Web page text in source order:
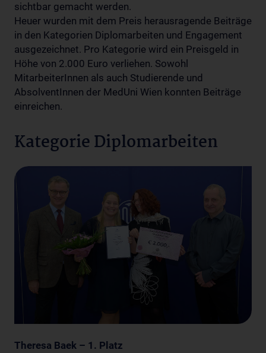
sichtbar gemacht werden.
Heuer wurden mit dem Preis herausragende Beiträge
in den Kategorien Diplomarbeiten und Engagement
ausgezeichnet. Pro Kategorie wird ein Preisgeld in
Höhe von 2.000 Euro verliehen. Sowohl
MitarbeiterInnen als auch Studierende und
AbsolventInnen der MedUni Wien konnten Beiträge
einreichen.
Kategorie Diplomarbeiten
Theresa Baek – 1. Platz